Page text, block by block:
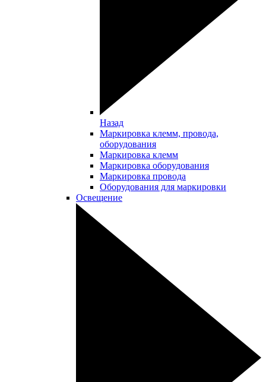
Назад
Маркировка клемм, провода,
оборудования
Маркировка клемм
Маркировка оборудования
Маркировка провода
Оборудования для маркировки
Освещение